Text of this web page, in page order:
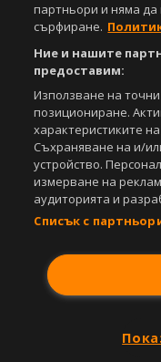
партньори и няма
сърфиране.
Ние и нашите
предоставим:
Използване на
позициониране.
характеристиките
Съхраняване на и/
устройство.
измерване на
аудиторията и
Списък с